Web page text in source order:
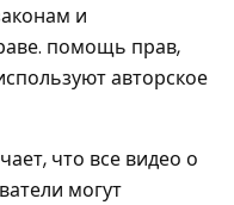
и
помощь прав,
авторское
что все видео о
могут